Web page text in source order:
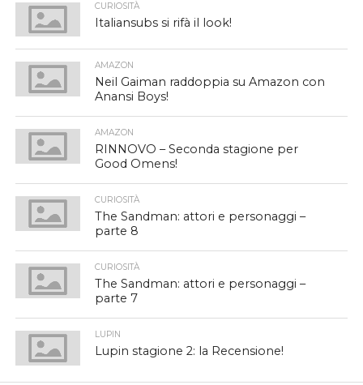
CURIOSITÀ
Italiansubs si rifà il look!
AMAZON
Neil Gaiman raddoppia su Amazon con
Anansi Boys!
AMAZON
RINNOVO – Seconda stagione per
Good Omens!
CURIOSITÀ
The Sandman: attori e personaggi –
parte 8
CURIOSITÀ
The Sandman: attori e personaggi –
parte 7
LUPIN
Lupin stagione 2: la Recensione!